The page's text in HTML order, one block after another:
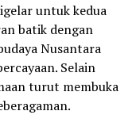
untuk kedua
batik dengan
Nusantara
Selain
turut membuka